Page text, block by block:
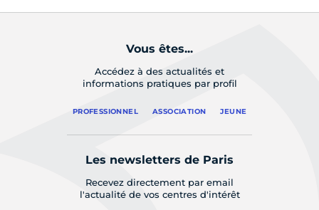
Vous êtes...
Accédez à des actualités et
informations pratiques par profil
PROFESSIONNEL ASSOCIATION JEUNE
Les newsletters de Paris
Recevez directement par email
l'actualité de vos centres d'intérêt